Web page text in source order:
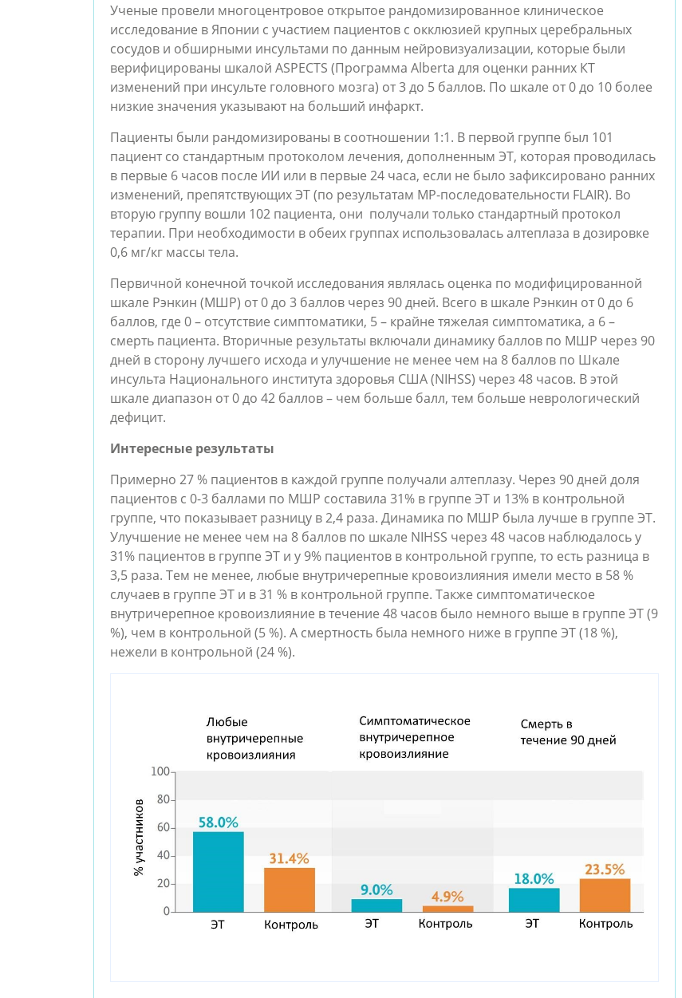
Ученые провели многоцентровое открытое рандомизированное клиническое
исследование в Японии с участием пациентов с окклюзией крупных церебральных
сосудов и обширными инсультами по данным нейровизуализации, которые были
верифицированы шкалой ASPECTS (Программа Alberta для оценки ранних КТ
изменений при инсульте головного мозга) от 3 до 5 баллов. По шкале от 0 до 10 более
низкие значения указывают на больший инфаркт.
Пациенты были рандомизированы в соотношении 1:1. В первой группе был 101
пациент со стандартным протоколом лечения, дополненным ЭТ, которая проводилась
в первые 6 часов после ИИ или в первые 24 часа, если не было зафиксировано ранних
изменений, препятствующих ЭТ (по результатам МР-последовательности FLAIR). Во
вторую группу вошли 102 пациента, они получали только стандартный протокол
терапии. При необходимости в обеих группах использовалась алтеплаза в дозировке
0,6 мг/кг массы тела.
Первичной конечной точкой исследования являлась оценка по модифицированной
шкале Рэнкин (МШР) от 0 до 3 баллов через 90 дней. Всего в шкале Рэнкин от 0 до 6
баллов, где 0 – отсутствие симптоматики, 5 – крайне тяжелая симптоматика, а 6 –
смерть пациента. Вторичные результаты включали динамику баллов по МШР через 90
дней в сторону лучшего исхода и улучшение не менее чем на 8 баллов по Шкале
инсульта Национального института здоровья США (NIHSS) через 48 часов. В этой
шкале диапазон от 0 до 42 баллов – чем больше балл, тем больше неврологический
дефицит.
Интересные результаты
Примерно 27 % пациентов в каждой группе получали алтеплазу. Через 90 дней доля
пациентов с 0-3 баллами по МШР составила 31% в группе ЭТ и 13% в контрольной
группе, что показывает разницу в 2,4 раза. Динамика по МШР была лучше в группе ЭТ.
Улучшение не менее чем на 8 баллов по шкале NIHSS через 48 часов наблюдалось у
31% пациентов в группе ЭТ и у 9% пациентов в контрольной группе, то есть разница в
3,5 раза. Тем не менее, любые внутричерепные кровоизлияния имели место в 58 %
случаев в группе ЭТ и в 31 % в контрольной группе. Также симптоматическое
внутричерепное кровоизлияние в течение 48 часов было немного выше в группе ЭТ (9
%), чем в контрольной (5 %). А смертность была немного ниже в группе ЭТ (18 %),
нежели в контрольной (24 %).